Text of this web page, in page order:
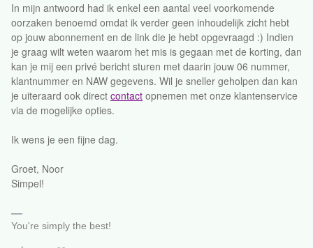
In mijn antwoord had ik enkel een aantal veel voorkomende
oorzaken benoemd omdat ik verder geen inhoudelijk zicht hebt
op jouw abonnement en de link die je hebt opgevraagd :) Indien
je graag wilt weten waarom het mis is gegaan met de korting, dan
kan je mij een privé bericht sturen met daarin jouw 06 nummer,
klantnummer en NAW gegevens. Wil je sneller geholpen dan kan
je uiteraard ook direct contact opnemen met onze klantenservice
via de mogelijke opties.
Ik wens je een fijne dag.
Groet, Noor
Simpel!
You're simply the best!